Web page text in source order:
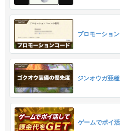
プロモーショ
ジンオウガ亜
ゲームでポイ